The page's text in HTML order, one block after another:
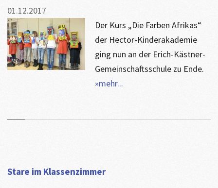
01.12.2017
Der Kurs „Die Farben Afrikas“
der Hector-Kinderakademie
ging nun an der Erich-Kästner-
Gemeinschaftsschule zu Ende.
»mehr...
Stare im Klassenzimmer